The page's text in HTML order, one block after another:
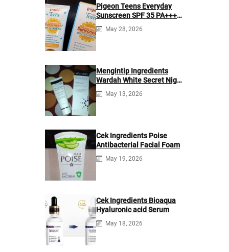
Pigeon Teens Everyday
Sunscreen SPF 35 PA+++
Ingredients
May 28, 2026
Mengintip Ingredients
Wardah White Secret Night
Cream
May 13, 2026
Cek Ingredients Poise
Antibacterial Facial Foam
May 19, 2026
Cek Ingredients Bioaqua
Hyaluronic acid Serum
May 18, 2026